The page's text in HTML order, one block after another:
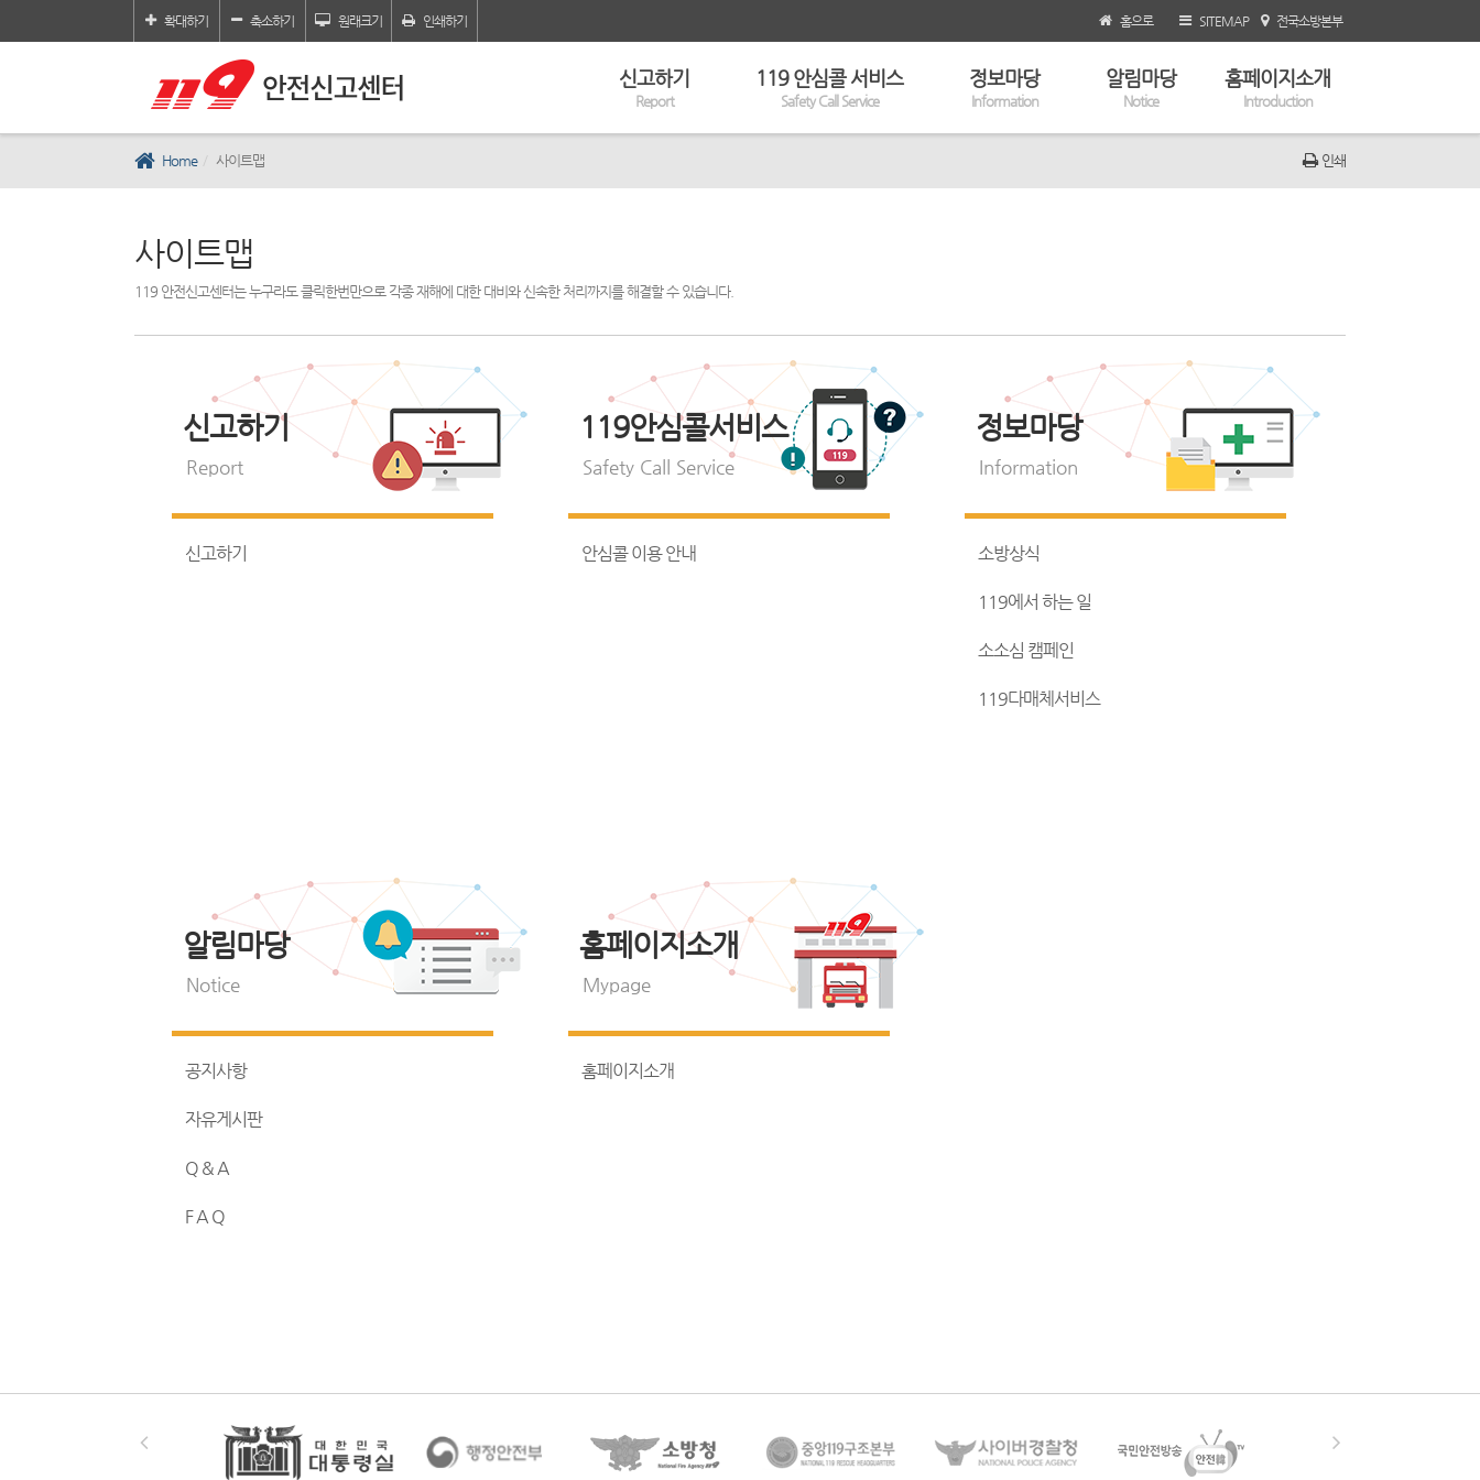
확대하기 축소하기 원래크기 인쇄하기 홈으로 SITEMAP 전국소방본부
신고하기
Report
119 안심콜 서비스
Safety Call Service
정보마당
Information
알림마당
Notice
홈페이지소개
Introduction
Home 사이트맵 인쇄
사이트맵
119 안전신고센터는 누구라도 클릭한번만으로 각종 재해에 대한 대비와 신속한 처리까지를 해결할 수 있습니다.
신고하기
Report
신고하기
119안심콜서비스
Safety Call Service
안심콜 이용 안내
정보마당
Information
소방상식
119에서 하는 일
소소심 캠페인
119다매체서비스
알림마당
Notice
공지사항
자유게시판
Q & A
F A Q
홈페이지소개
Mypage
홈페이지소개